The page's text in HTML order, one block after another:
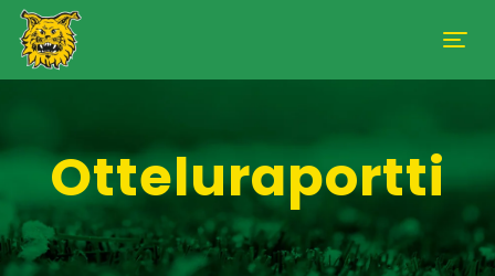
Otteluraportti